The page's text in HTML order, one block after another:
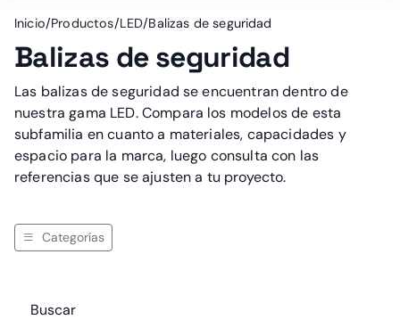
Inicio/Productos/LED/Balizas de seguridad
Balizas de seguridad
Las balizas de seguridad se encuentran dentro de
nuestra gama LED. Compara los modelos de esta
subfamilia en cuanto a materiales, capacidades y
espacio para la marca, luego consulta con las
referencias que se ajusten a tu proyecto.
Categorías
Buscar